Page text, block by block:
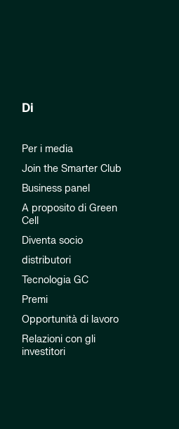
Di
Per i media
Join the Smarter Club
Business panel
A proposito di Green
Cell
Diventa socio
distributori
Tecnologia GC
Premi
Opportunità di lavoro
Relazioni con gli
investitori